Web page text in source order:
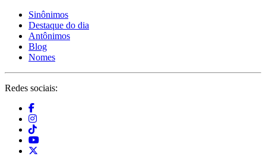
Sinônimos
Destaque do dia
Antônimos
Blog
Nomes
Redes sociais: